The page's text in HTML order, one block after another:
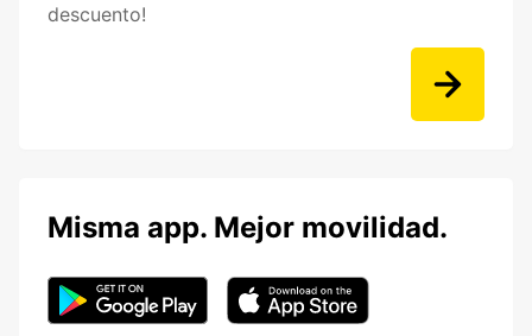
descuento!
Misma app. Mejor movilidad.